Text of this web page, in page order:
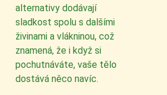
alternativy dodávají
sladkost spolu s dalšími
živinami a vlákninou, což
znamená, že i když si
pochutnáváte, vaše tělo
dostává něco navíc.